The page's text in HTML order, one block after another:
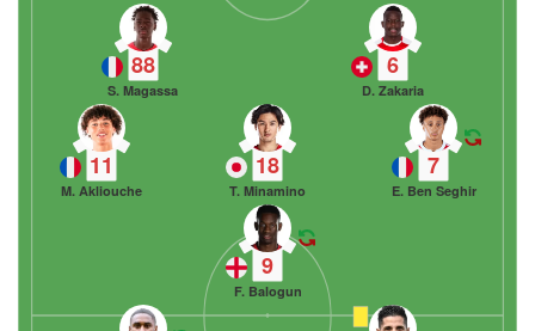
6
D. Zakaria
88
S. Magassa
7
E. Ben Seghir
18
T. Minamino
11
M. Akliouche
9
F. Balogun